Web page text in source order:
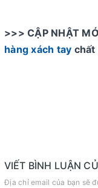
>>> CẬP NHẬT
hàng xách tay chất
VIẾT BÌNH LUẬN
Địa chỉ email của bạn sẽ